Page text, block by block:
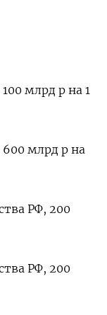
млрд р на 1
млрд р на
РФ, 200
РФ, 200